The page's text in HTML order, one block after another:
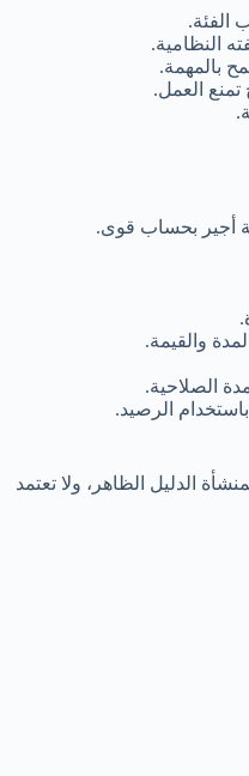
الفئة.
النظامية.
بالمهمة.
العمل.
أجير بحساب قوى.
والقيمة.
الصلاحية.
الرصيد.
الدليل الظاهر، ولا تعتمد